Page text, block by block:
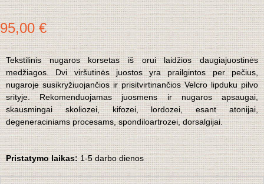
95,00 €
Tekstilinis nugaros korsetas iš orui laidžios daugiajuostinės
medžiagos. Dvi viršutinės juostos yra prailgintos per pečius,
nugaroje susikryžiuojančios ir prisitvirtinančios Velcro lipduku pilvo
srityje. Rekomenduojamas juosmens ir nugaros apsaugai,
skausmingai skoliozei, kifozei, lordozei, esant atonijai,
degeneraciniams procesams, spondiloartrozei, dorsalgijai.
Pristatymo laikas:1-5 darbo dienos